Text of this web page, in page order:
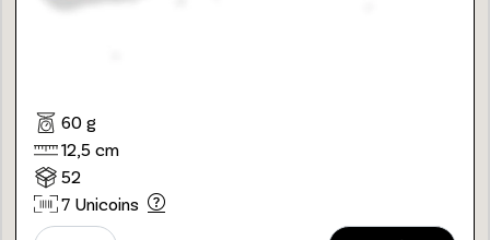
60 g
12,5 cm
52
7 Unicoins